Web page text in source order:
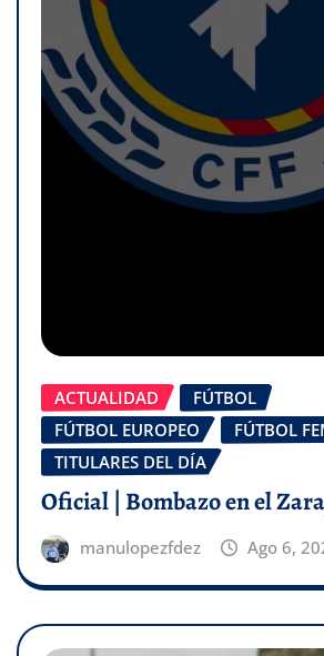
ACTUALIDAD
FÚTBOL
FÚTBOL EUROPEO
FÚTBOL
TITULARES DEL DÍA
Oficial | Bombazo en el
manulopezfdez Ago 6,